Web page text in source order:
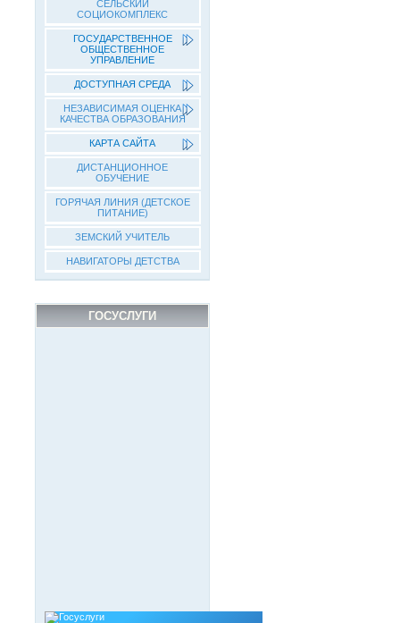
СЕЛЬСКИЙ
СОЦИОКОМПЛЕКС
ГОСУДАРСТВЕННОЕ
ОБЩЕСТВЕННОЕ
УПРАВЛЕНИЕ
ДОСТУПНАЯ СРЕДА
НЕЗАВИСИМАЯ ОЦЕНКА
КАЧЕСТВА ОБРАЗОВАНИЯ
КАРТА САЙТА
ДИСТАНЦИОННОЕ
ОБУЧЕНИЕ
ГОРЯЧАЯ ЛИНИЯ (ДЕТСКОЕ
ПИТАНИЕ)
ЗЕМСКИЙ УЧИТЕЛЬ
НАВИГАТОРЫ ДЕТСТВА
ГОСУСЛУГИ